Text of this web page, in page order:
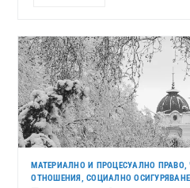
МАТЕРИАЛНО И ПРОЦЕСУАЛНО ПРАВО,
ОТНОШЕНИЯ, СОЦИАЛНО